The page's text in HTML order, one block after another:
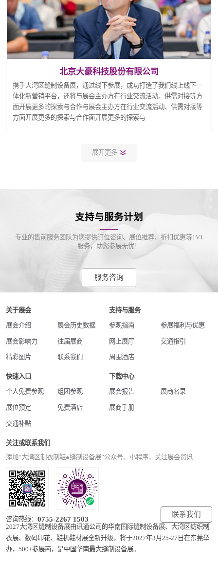
北京大豪科技股份有限公司
携手大湾区缝制设备展，通过线下参展，成功打造了我们线上线下一
体化新营销平台，还将与展会主办方在行业交流活动、供需对接等方
面开展更多的探索与合作与展会主办方在行业交流活动、供需对接等
方面开展更多的探索与合作面开展更多的探索与
展开更多
支持与服务计划
专业的售前服务团队为您提供订位咨询、展位推荐、折扣优惠等1V1
服务，助您参展无忧！
服务咨询
关于展会
展会介绍 展会历史数据
展会影响力 往届展商
精彩图片 联系我们
支持与服务
参观指南 参展福利与优惠
网上展厅 交通指引
周围酒店
快速入口
个人免费参观 组团参观
展位预定 免费酒店
交通补贴
下载中心
展会报告 展商名录
展商手册
关注或联系我们
添加“大湾区制衣制鞋●缝制设备展”公众号、小程序，关注展会资讯
咨询热线：0755-2267 1503
联系我们
2027大湾区缝制设备展由讯通公司的华南国际缝制设备展、大湾区纺织制
衣展、数码印花、鞋机鞋材展全新升级，将于2027年3月25-27日在东莞举
办，500+参展商，是中国华南最大缝制设备展。